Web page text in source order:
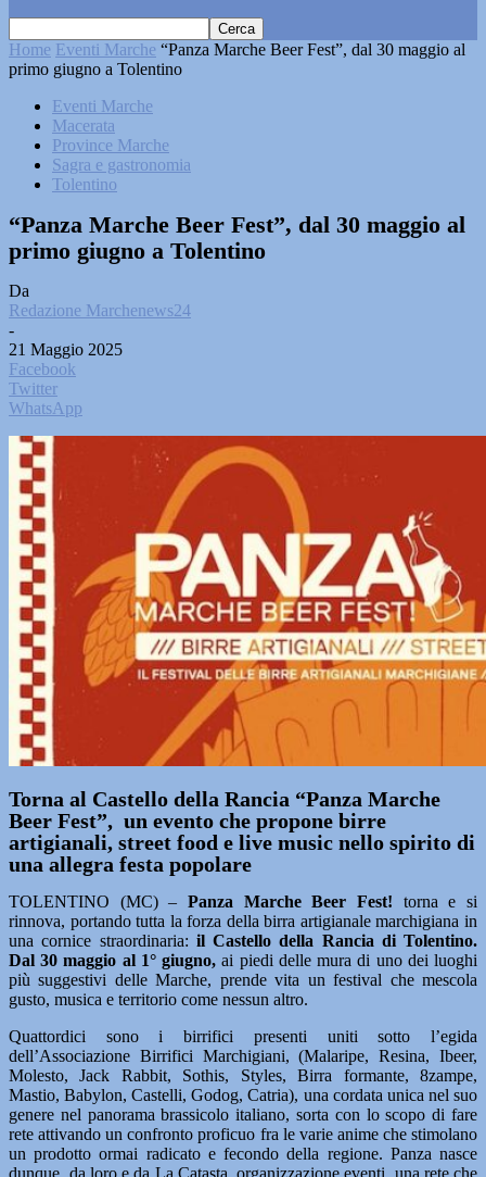
Home Eventi Marche “Panza Marche Beer Fest”, dal 30 maggio al
primo giugno a Tolentino
Eventi Marche
Macerata
Province Marche
Sagra e gastronomia
Tolentino
“Panza Marche Beer Fest”, dal 30 maggio al
primo giugno a Tolentino
Da
Redazione Marchenews24
-
21 Maggio 2025
Facebook
Twitter
WhatsApp
Torna al Castello della Rancia “Panza Marche
Beer Fest”, un evento che propone birre
artigianali, street food e live music nello spirito di
una allegra festa popolare
TOLENTINO (MC) – Panza Marche Beer Fest! torna e si
rinnova, portando tutta la forza della birra artigianale marchigiana in
una cornice straordinaria: il Castello della Rancia di Tolentino.
Dal 30 maggio al 1° giugno, ai piedi delle mura di uno dei luoghi
più suggestivi delle Marche, prende vita un festival che mescola
gusto, musica e territorio come nessun altro.
Quattordici sono i birrifici presenti uniti sotto l’egida
dell’Associazione Birrifici Marchigiani, (Malaripe, Resina, Ibeer,
Molesto, Jack Rabbit, Sothis, Styles, Birra formante, 8zampe,
Mastio, Babylon, Castelli, Godog, Catria), una cordata unica nel suo
genere nel panorama brassicolo italiano, sorta con lo scopo di fare
rete attivando un confronto proficuo fra le varie anime che stimolano
un prodotto ormai radicato e fecondo della regione. Panza nasce
dunque da loro e da La Catasta, organizzazione eventi, una rete che